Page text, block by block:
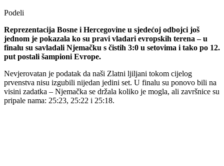
Podeli
Reprezentacija Bosne i Hercegovine u sjedećoj odbojci još
jednom je pokazala ko su pravi vladari evropskih terena – u
finalu su savladali Njemačku s čistih 3:0 u setovima i tako po 12.
put postali šampioni Evrope.
Nevjerovatan je podatak da naši Zlatni ljiljani tokom cijelog
prvenstva nisu izgubili nijedan jedini set. U finalu su ponovo bili na
visini zadatka – Njemačka se držala koliko je mogla, ali završnice su
pripale nama: 25:23, 25:22 i 25:18.